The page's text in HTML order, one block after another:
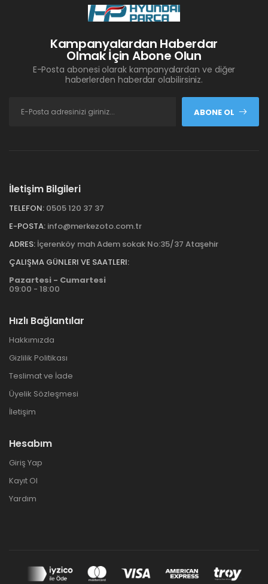
Kampanyalardan Haberdar
Olmak İçin Abone Olun
E-Posta abonesi olarak kampanyalardan ve diğer
haberlerden haberdar olabilirsiniz.
ABONE OL
İletişim Bilgileri
TELEFON: 0505 120 37 37
E-POSTA: info@merkezoto.com.tr
ADRES: İçerenköy mah Adem sokak No:35/37 Ataşehir
ÇALIŞMA GÜNLERI VE SAATLERI:
Pazartesi - Cumartesi
09:00 - 18:00
Hızlı Bağlantılar
Hakkımızda
Gizlilik Politikası
Teslimat ve İade
Üyelik Sözleşmesi
İletişim
Hesabım
Giriş Yap
Kayıt Ol
Yardım